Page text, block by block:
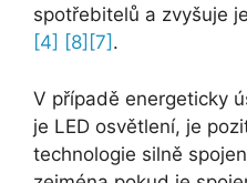
spotřebitelů a zvyšuje
[4] [8] [7] .
V případě energeticky
je LED osvětlení, je
technologie silně